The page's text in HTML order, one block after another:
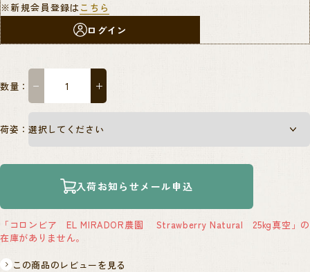
※新規会員登録は こちら
ログイン
数量： − ＋
荷姿：
入荷お知らせメール申込
「コロンビア EL MIRADOR農園 Strawberry Natural 25kg真空」の
在庫がありません。
この商品のレビューを見る